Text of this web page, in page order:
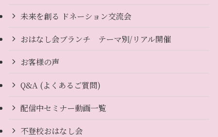
未来を創る ドネーション交流会
おはなし会ブランチ テーマ別/リアル開催
お客様の声
Q&A (よくあるご質問)
配信中セミナー動画一覧
不登校おはなし会